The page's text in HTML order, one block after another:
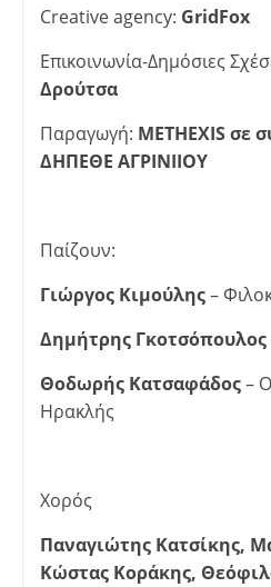
Creative agency: GridFox
Επικοινωνία-Δημόσιες
Δρούτσα
Παραγωγή: METHEXISσε
ΔΗΠΕΘΕ ΑΓΡΙΝΙΙΟΥ
Παίζουν:
Γιώργος Κιμούλης–
Δημήτρης Γκοτσόπουλος
Θοδωρής Κατσαφάδος–
Ηρακλής
Χορός
Παναγιώτης Κατσίκης,
Κώστας Κοράκης,